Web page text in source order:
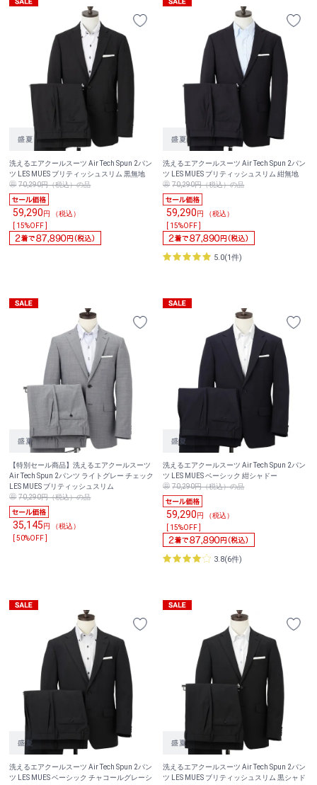
洗えるエアクールスーツ Air Tech Spun 2パン
ツ LES MUES ブリティッシュスリム 黒無地
70,290円（税込）の品
59,290円 （税込）
[ 15%OFF ]
洗えるエアクールスーツ Air Tech Spun 2パン
ツ LES MUES ブリティッシュスリム 紺無地
70,290円（税込）の品
59,290円 （税込）
[ 15%OFF ]
5.0(1件)
【特別セール商品】洗えるエアクールスーツ
Air Tech Spun 2パンツ ライトグレー チェック
LES MUES ブリティッシュスリム
70,290円（税込）の品
35,145円 （税込）
[ 50%OFF ]
洗えるエアクールスーツ Air Tech Spun 2パン
ツ LES MUES ベーシック 紺シャドー
70,290円（税込）の品
59,290円 （税込）
[ 15%OFF ]
3.8(6件)
洗えるエアクールスーツ Air Tech Spun 2パン
ツ LES MUES ベーシック チャコールグレーシ
洗えるエアクールスーツ Air Tech Spun 2パン
ツ LES MUES ブリティッシュスリム 黒シャド